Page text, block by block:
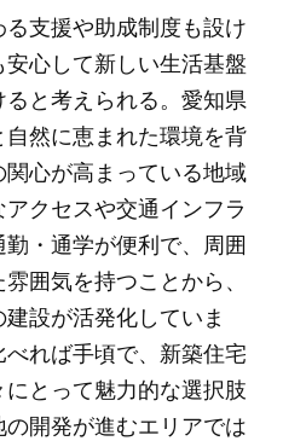
支援や助成制度も設け
心して新しい生活基盤
と考えられる。愛知県
然に恵まれた環境を背
心が高まっている地域
クセスや交通インフラ
・通学が便利で、周囲
囲気を持つことから、
設が活発化していま
れば手頃で、新築住宅
とって魅力的な選択肢
開発が進むエリアでは